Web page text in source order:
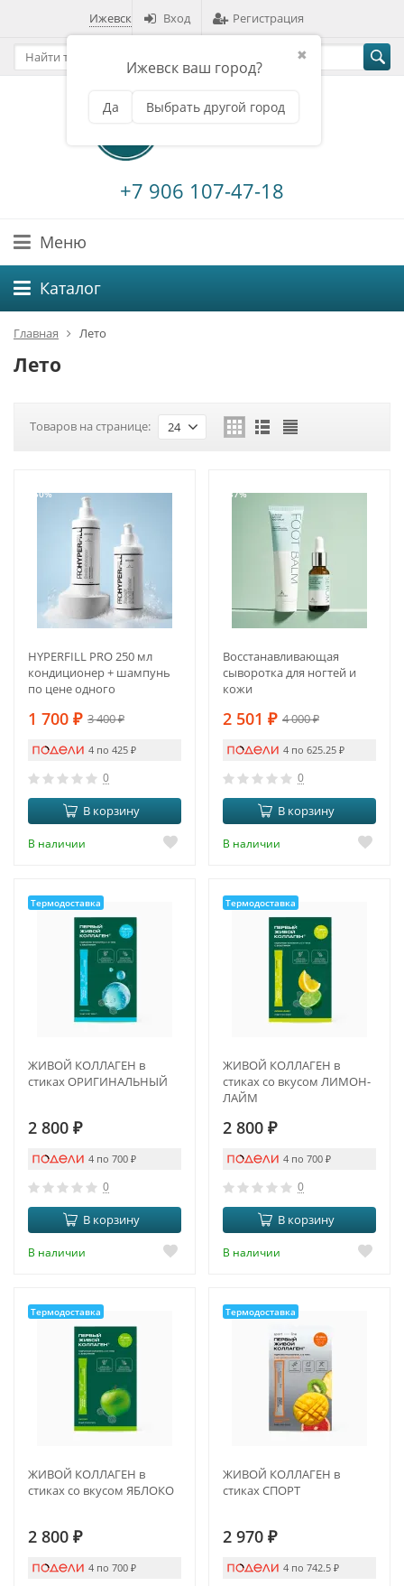
Ижевск
✖
Ижевск ваш город?
Да Выбрать другой город
Вход Регистрация
+7 906 107-47-18
Меню
Каталог
Главная Лето
Лето
Товаров на странице: 24
-50%
HYPERFILL PRO 250 мл
кондиционер + шампунь
по цене одного
1 700 ₽ 3 400₽
4 по 425 ₽
0
В корзину
В наличии
-37%
Восстанавливающая
сыворотка для ногтей и
кожи
2 501 ₽ 4 000₽
4 по 625.25 ₽
0
В корзину
В наличии
Термодоставка
ЖИВОЙ КОЛЛАГЕН в
стиках ОРИГИНАЛЬНЫЙ
2 800 ₽
4 по 700 ₽
0
В корзину
В наличии
Термодоставка
ЖИВОЙ КОЛЛАГЕН в
стиках со вкусом ЛИМОН-
ЛАЙМ
2 800 ₽
4 по 700 ₽
0
В корзину
В наличии
Термодоставка
ЖИВОЙ КОЛЛАГЕН в
стиках со вкусом ЯБЛОКО
2 800 ₽
4 по 700 ₽
Термодоставка
ЖИВОЙ КОЛЛАГЕН в
стиках СПОРТ
2 970 ₽
4 по 742.5 ₽